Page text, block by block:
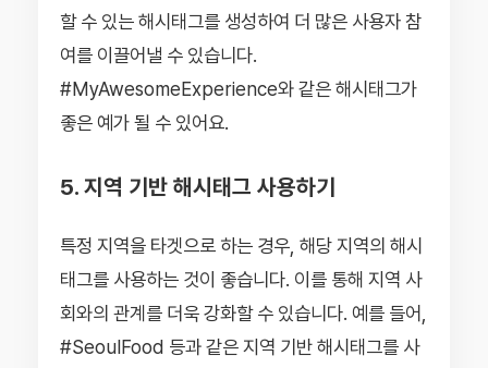
할 수 있는 해시태그를 생성하여 더 많은 사용자 참
여를 이끌어낼 수 있습니다.
#MyAwesomeExperience와 같은 해시태그가
좋은 예가 될 수 있어요.
5. 지역 기반 해시태그 사용하기
특정 지역을 타겟으로 하는 경우, 해당 지역의 해시
태그를 사용하는 것이 좋습니다. 이를 통해 지역 사
회와의 관계를 더욱 강화할 수 있습니다. 예를 들어,
#SeoulFood 등과 같은 지역 기반 해시태그를 사